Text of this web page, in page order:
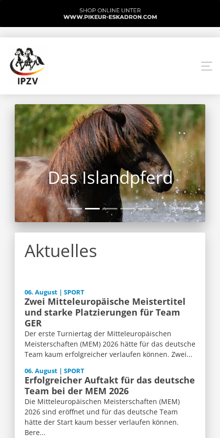
Das Islandpferd
Aktuelles
06. August | SPORT
Zwei Mitteleuropäische Meistertitel
und starke Platzierungen für Team
GER
Der erste Turniertag der Mitteleuropäischen
Meisterschaften (MEM) 2026 hätte für das deutsche
Team kaum erfolgreicher verlaufen können. Zwei...
06. August | SPORT
Erfolgreicher Auftakt für das deutsche
Team bei der MEM 2026
Die Mitteleuropäischen Meisterschaften (MEM)
2026 sind eröffnet und für das deutsche Team
hätte der Start kaum besser verlaufen können.
Bere...